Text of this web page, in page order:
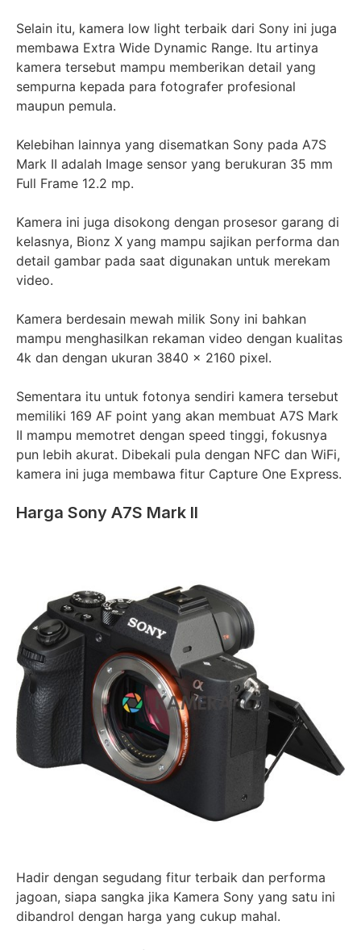
Selain itu, kamera low light terbaik dari Sony ini juga
membawa Extra Wide Dynamic Range. Itu artinya
kamera tersebut mampu memberikan detail yang
sempurna kepada para fotografer profesional
maupun pemula.
Kelebihan lainnya yang disematkan Sony pada A7S
Mark II adalah Image sensor yang berukuran 35 mm
Full Frame 12.2 mp.
Kamera ini juga disokong dengan prosesor garang di
kelasnya, Bionz X yang mampu sajikan performa dan
detail gambar pada saat digunakan untuk merekam
video.
Kamera berdesain mewah milik Sony ini bahkan
mampu menghasilkan rekaman video dengan kualitas
4k dan dengan ukuran 3840 x 2160 pixel.
Sementara itu untuk fotonya sendiri kamera tersebut
memiliki 169 AF point yang akan membuat A7S Mark
II mampu memotret dengan speed tinggi, fokusnya
pun lebih akurat. Dibekali pula dengan NFC dan WiFi,
kamera ini juga membawa fitur Capture One Express.
Harga Sony A7S Mark II
Hadir dengan segudang fitur terbaik dan performa
jagoan, siapa sangka jika Kamera Sony yang satu ini
dibandrol dengan harga yang cukup mahal.